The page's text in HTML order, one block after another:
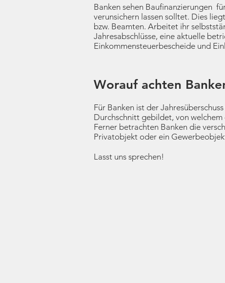
Banken sehen Baufinanzierungen
verunsichern lassen solltet. Dies
bzw. Beamten. Arbeitet ihr
Jahresabschlüsse, eine aktuelle
Einkommensteuerbescheide und
Worauf achten
Für Banken ist der
Durchschnitt gebildet, von
Ferner betrachten Banken die
Privatobjekt oder ein
Lasst uns sprechen!